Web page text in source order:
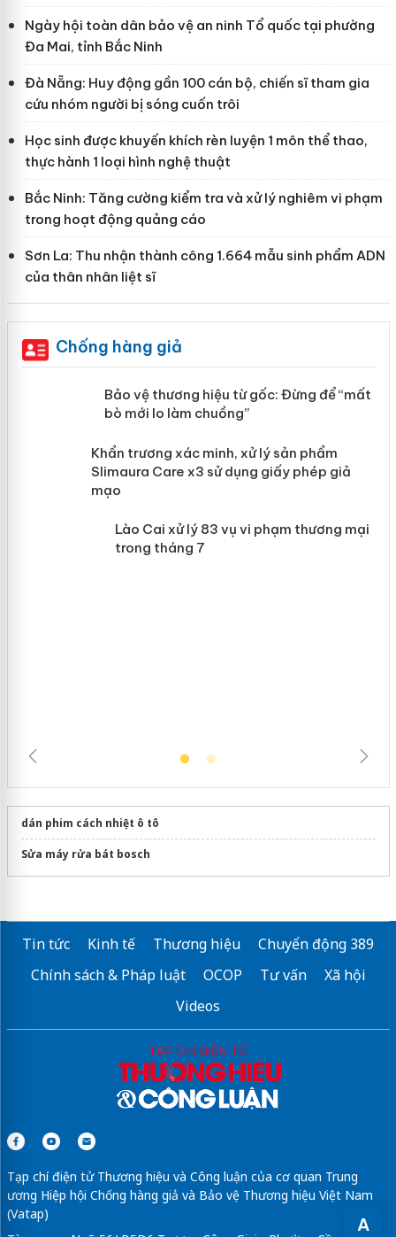
A
Ngày hội toàn dân bảo vệ an ninh Tổ quốc tại phường
Đa Mai, tỉnh Bắc Ninh
Đà Nẵng: Huy động gần 100 cán bộ, chiến sĩ tham gia
cứu nhóm người bị sóng cuốn trôi
Học sinh được khuyến khích rèn luyện 1 môn thể thao,
thực hành 1 loại hình nghệ thuật
Bắc Ninh: Tăng cường kiểm tra và xử lý nghiêm vi phạm
trong hoạt động quảng cáo
Sơn La: Thu nhận thành công 1.664 mẫu sinh phẩm ADN
của thân nhân liệt sĩ
Chống hàng giả
Bảo vệ thương hiệu từ gốc: Đừng để
“mất bò mới lo làm chuồng”
Slimaura Care x3 sử dụng giấy phép giả
mạo
dán phim cách nhiệt ô tô
Sửa máy rửa bát bosch
Tin tức Kinh tế Thương hiệu
Chuyển động 389
Chính sách & Pháp luật
OCOP Tư vấn
Xã hội
Videos
Tạp chí điện tử Thương hiệu và Công luận của cơ quan Trung
ương Hiệp hội Chống hàng giả và Bảo vệ Thương hiệu Việt Nam
(Vatap)